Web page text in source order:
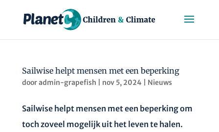
Sailwise helpt mensen met een beperking
dooradmin-grapefish nov 5, 2024 Nieuws
Sailwise helpt mensen met een beperking om
toch zoveel mogelijk uit het leven te halen.